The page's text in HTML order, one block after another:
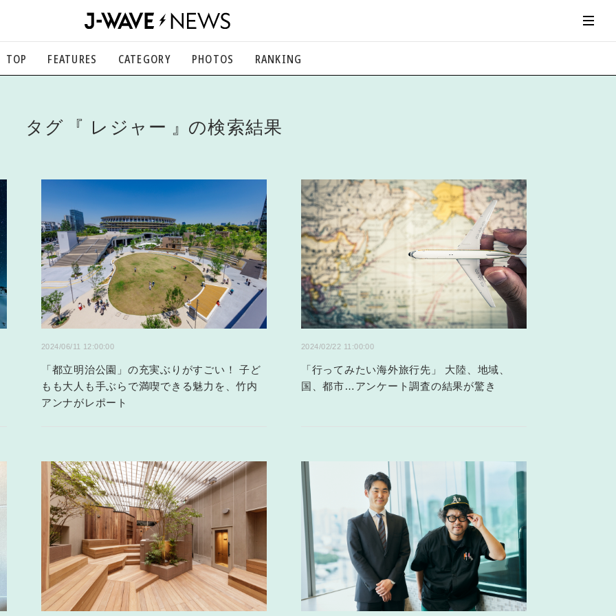
TOP FEATURES CATEGORY
映画、芸能、舞台、スポーツなど
食、健康、美容…暮らし豊かに
社会
国内、海外の気になるトピック
PHOTOS RANKING
タグ レジャー の検索結果
2024/06/11 12:00:00
「都立明治公園」の充実ぶりがすごい！ 子ど
もも大人も手ぶらで満喫できる魅力を、竹内
アンナがレポート
2024/02/22 11:00:00
「行ってみたい海外旅行先」 大陸、地域、
国、都市…アンケート調査の結果が驚き